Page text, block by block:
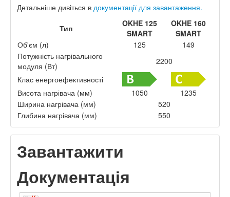
Детальніше дивіться в документації для завантаження.
Тип
OKHE 125
SMART
OKHE 160
SMART
Об'єм (л)
125
149
Потужність нагрівального
модуля (Вт)
2200
Клас енергоефективності
Висота нагрівача (мм)
1050
1235
Ширина нагрівача (мм)
520
Глибина нагрівача (мм)
550
Завантажити
Документація